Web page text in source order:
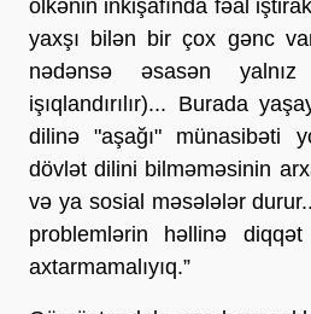
ölkənin inkişafında fəal
yaxşı bilən bir çox gənc
nədənsə əsasən
işıqlandırılır)... Burada
dilinə "aşağı" münasibəti
dövlət dilini bilməməsinin
və ya sosial məsələlər
problemlərin həllinə
axtarmamalıyıq.”